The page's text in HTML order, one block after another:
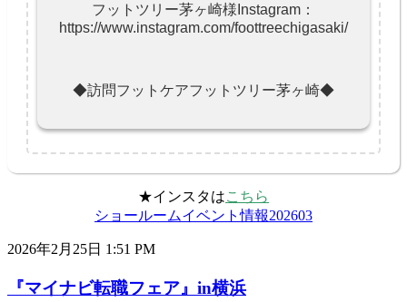
フットツリー茅ヶ崎様Instagram：
https://www.instagram.com/foottreechigasaki/
◆訪問フットケアフットツリー茅ヶ崎◆
★インスタはこちら
ショールームイベント情報202603
2026年2月25日 1:51 PM
『マイナビ転職フェア』in横浜